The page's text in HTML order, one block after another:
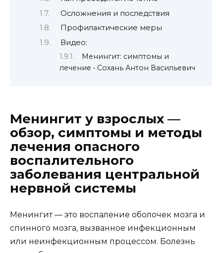
Осложнения и последствия
Профилактические меры
Видео:
Менингит: симптомы и
лечение • Сохань Антон Васильевич
Менингит у взрослых —
обзор, симптомы и методы
лечения опасного
воспалительного
заболевания центральной
нервной системы
Менингит — это воспаление оболочек мозга и
спинного мозга, вызванное инфекционным
или неинфекционным процессом. Болезнь